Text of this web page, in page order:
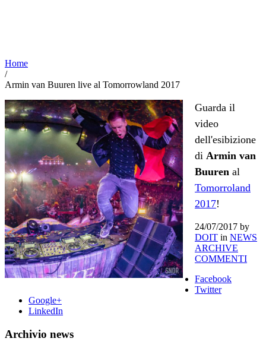
Home
/
Armin van Buuren live al Tomorrowland 2017
Guarda il
video
dell'esibizione
di Armin van
Buuren al
Tomorroland
2017!
24/07/2017 by
DOIT in NEWS
ARCHIVE
COMMENTI
Facebook
Twitter
Google+
LinkedIn
Archivio news